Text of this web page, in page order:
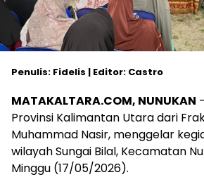
Penulis: Fidelis | Editor: Castro
MATAKALTARA.COM, NUNUKAN
Provinsi Kalimantan Utara dari
Muhammad Nasir, menggelar
wilayah Sungai Bilal, Kecamatan
Minggu (17/05/2026).